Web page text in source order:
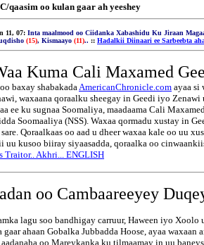
qaasim oo kulan gaar ah yeeshey
11, 07: Inta maalmood oo Ciidanka Xabashidu Ku Jiraan
(15), Kismaayo (11).. :: Hadalkii Diinaari ee Sarbeebta
Kuma Cali Maxamed
baxay shabakadaAmericanChronicle.com ayaa si
waxaana qoraalku sheegay in Geedi iyo
ee ku sugnaa Soomaliya, maadaama Cali
Soomaaliya (NSS). Waxaa qormadu xustay in
Qoraalkaas oo aad u dheer waxaa kale oo uu
uu kusoo biiray siyaasadda, qoraalka oo
Traitor.. Akhri... ENGLISH
oo Cambaareeyey
lagu soo bandhigay carruur, Haween iyo
ahaan Gobalka Jubbadda Hoose, ayaa waxaan
oo Mareykanka ku tilmaamay in uu